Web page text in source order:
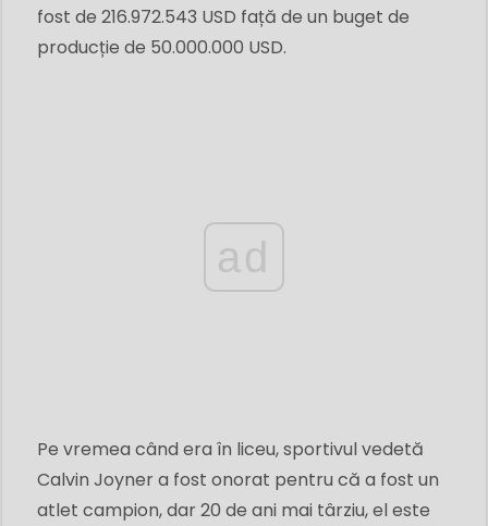
fost de 216.972.543 USD față de un buget de
producție de 50.000.000 USD.
ad
Pe vremea când era în liceu, sportivul vedetă
Calvin Joyner a fost onorat pentru că a fost un
atlet campion, dar 20 de ani mai târziu, el este